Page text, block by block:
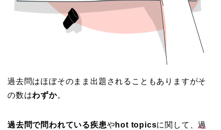
過去問はほぼそのまま出題されることもありますがそ
の数はわずか。
過去問で問われている疾患やhot topicsに関して、過